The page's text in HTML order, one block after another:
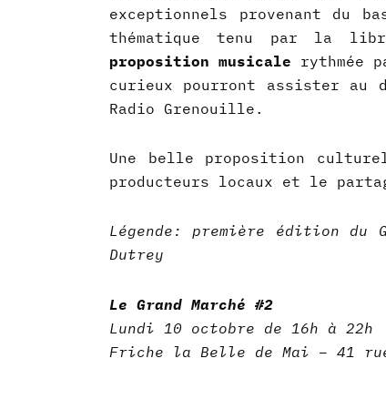
exceptionnels provenant du
thématique tenu par la
proposition musicale rythmée
curieux pourront assister au
Radio Grenouille.
Une belle proposition
producteurs locaux et le
Légende: première édition
Dutrey
Le Grand Marché #2
Lundi 10 octobre de 16h à 22h
Friche la Belle de Mai – 41